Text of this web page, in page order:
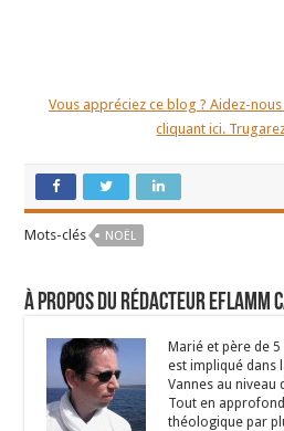
Vous appréciez ce blog ? Aidez-
cliquant ici.
Mots-clés NOËL
À propos du rédacteur Eflamm
Marié et père de
est impliqué dans
Vannes au niveau
Tout en
théologique par